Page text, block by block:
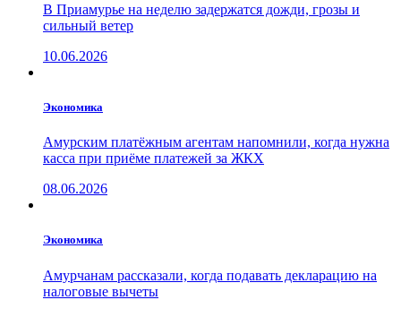
В Приамурье на неделю задержатся дожди, грозы и
сильный ветер
10.06.2026
Экономика
Амурским платёжным агентам напомнили, когда нужна
касса при приёме платежей за ЖКХ
08.06.2026
Экономика
Амурчанам рассказали, когда подавать декларацию на
налоговые вычеты